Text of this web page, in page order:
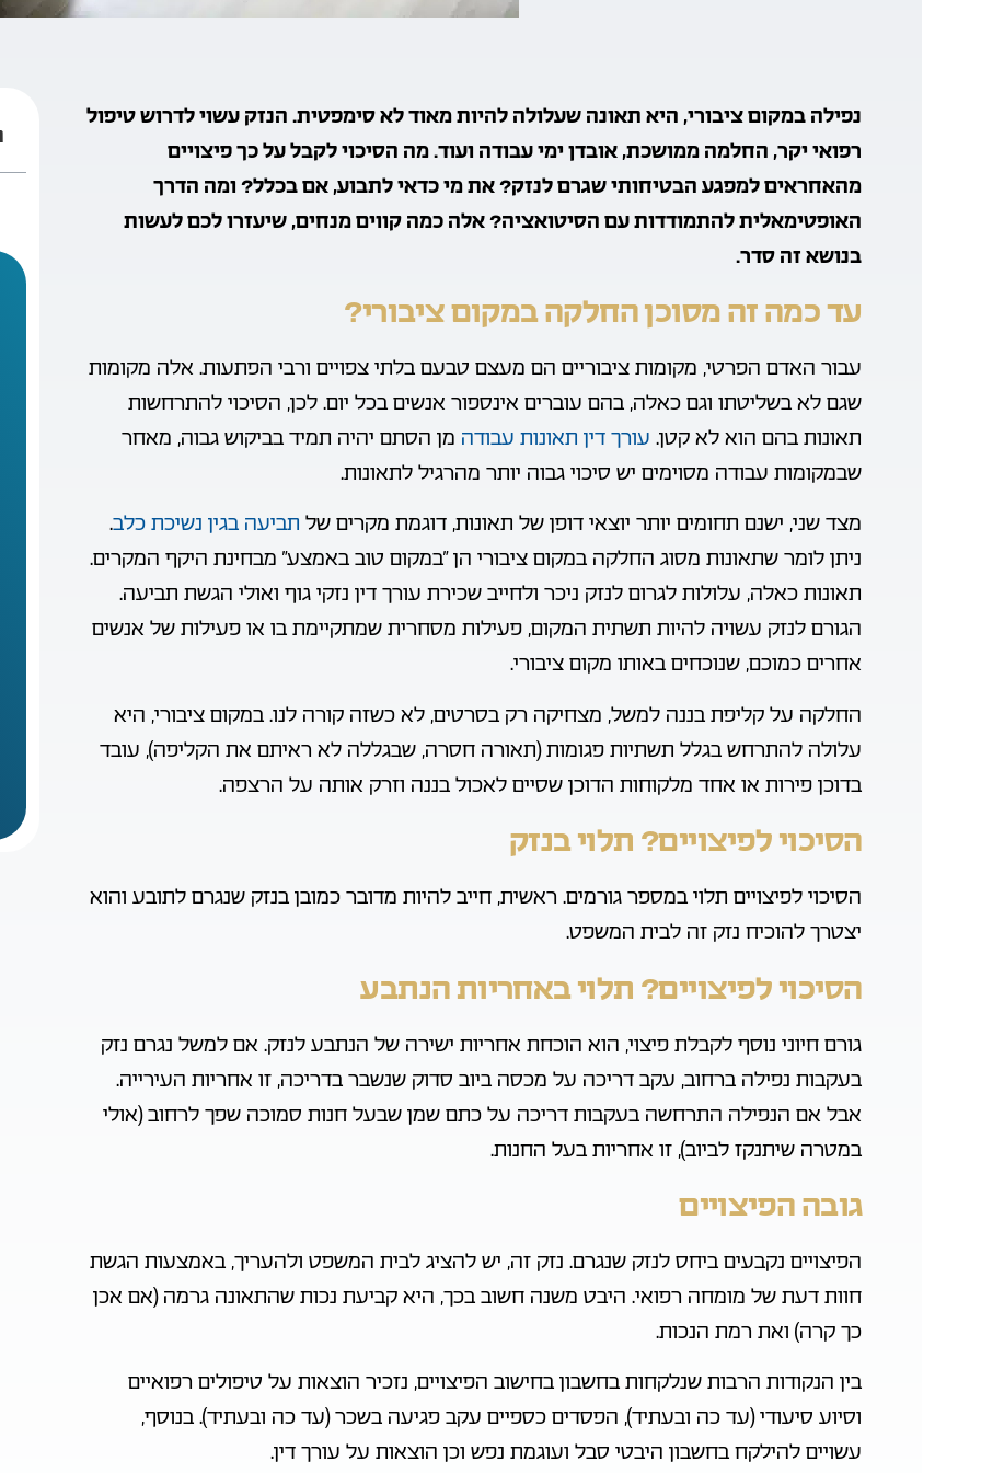
נפילה במקום ציבורי, היא תאונה שעלולה להיות מאוד לא סימפטית. הנזק עשוי לדרוש טיפול
רפואי יקר, החלמה ממושכת, אובדן ימי עבודה ועוד. מה הסיכוי לקבל על כך פיצויים
מהאחראים למפגע הבטיחותי שגרם לנזק? את מי כדאי לתבוע, אם בכלל? ומה הדרך
האופטימאלית להתמודדות עם הסיטואציה? אלה כמה קווים מנחים, שיעזרו לכם לעשות
בנושא זה סדר.
עד כמה זה מסוכן החלקה במקום ציבורי?
עבור האדם הפרטי, מקומות ציבוריים הם מעצם טבעם בלתי צפויים ורבי הפתעות. אלה מקומות
שגם לא בשליטתו וגם כאלה, בהם עוברים אינספור אנשים בכל יום. לכן, הסיכוי להתרחשות
תאונות בהם הוא לא קטן. עורך דין תאונות עבודה מן הסתם יהיה תמיד בביקוש גבוה, מאחר
שבמקומות עבודה מסוימים יש סיכוי גבוה יותר מהרגיל לתאונות.
מצד שני, ישנם תחומים יותר יוצאי דופן של תאונות, דוגמת מקרים של תביעה בגין נשיכת כלב.
ניתן לומר שתאונות מסוג החלקה במקום ציבורי הן “במקום טוב באמצע” מבחינת היקף המקרים.
תאונות כאלה, עלולות לגרום לנזק ניכר ולחייב שכירת עורך דין נזקי גוף ואולי הגשת תביעה.
הגורם לנזק עשויה להיות תשתית המקום, פעילות מסחרית שמתקיימת בו או פעילות של אנשים
אחרים כמוכם, שנוכחים באותו מקום ציבורי.
החלקה על קליפת בננה למשל, מצחיקה רק בסרטים, לא כשזה קורה לנו. במקום ציבורי, היא
עלולה להתרחש בגלל תשתיות פגומות (תאורה חסרה, שבגללה לא ראיתם את הקליפה), עובד
בדוכן פירות או אחד מלקוחות הדוכן שסיים לאכול בננה וזרק אותה על הרצפה.
הסיכוי לפיצויים? תלוי בנזק
הסיכוי לפיצויים תלוי במספר גורמים. ראשית, חייב להיות מדובר כמובן בנזק שנגרם לתובע והוא
יצטרך להוכיח נזק זה לבית המשפט.
הסיכוי לפיצויים? תלוי באחריות הנתבע
גורם חיוני נוסף לקבלת פיצוי, הוא הוכחת אחריות ישירה של הנתבע לנזק. אם למשל נגרם נזק
בעקבות נפילה ברחוב, עקב דריכה על מכסה ביוב סדוק שנשבר בדריכה, זו אחריות העירייה.
אבל אם הנפילה התרחשה בעקבות דריכה על כתם שמן שבעל חנות סמוכה שפך לרחוב (אולי
במטרה שיתנקז לביוב), זו אחריות בעל החנות.
גובה הפיצויים
הפיצויים נקבעים ביחס לנזק שנגרם. נזק זה, יש להציג לבית המשפט ולהעריך, באמצעות הגשת
חוות דעת של מומחה רפואי. היבט משנה חשוב בכך, היא קביעת נכות שהתאונה גרמה (אם אכן
כך קרה) ואת רמת הנכות.
בין הנקודות הרבות שנלקחות בחשבון בחישוב הפיצויים, נזכיר הוצאות על טיפולים רפואיים
וסיוע סיעודי (עד כה ובעתיד), הפסדים כספיים עקב פגיעה בשכר (עד כה ובעתיד). בנוסף,
עשויים להילקח בחשבון היבטי סבל ועוגמת נפש וכן הוצאות על עורך דין.